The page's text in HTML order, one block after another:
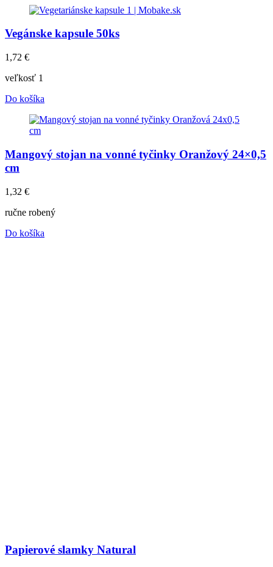
Vegánske kapsule 50ks
1,72 €
veľkosť 1
Do košíka
Mangový stojan na vonné tyčinky Oranžový 24×0,5
cm
1,32 €
ručne robený
Do košíka
Papierové slamky Natural